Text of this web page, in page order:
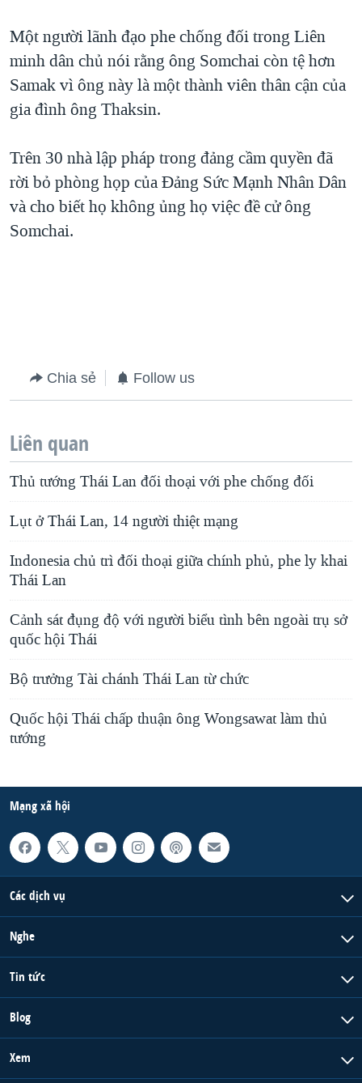
Một người lãnh đạo phe chống đối trong Liên
minh dân chủ nói rằng ông Somchai còn tệ hơn
Samak vì ông này là một thành viên thân cận của
gia đình ông Thaksin.
Trên 30 nhà lập pháp trong đảng cầm quyền đã
rời bỏ phòng họp của Đảng Sức Mạnh Nhân Dân
và cho biết họ không ủng họ việc đề cử ông
Somchai.
Chia sẻ Follow us
Liên quan
Thủ tướng Thái Lan đối thoại với phe chống đối
Lụt ở Thái Lan, 14 người thiệt mạng
Indonesia chủ trì đối thoại giữa chính phủ, phe ly khai
Thái Lan
Cảnh sát đụng độ với người biểu tình bên ngoài trụ sở
quốc hội Thái
Bộ trưởng Tài chánh Thái Lan từ chức
Quốc hội Thái chấp thuận ông Wongsawat làm thủ
tướng
Mạng xã hội
Các dịch vụ
Nghe
Tin tức
Blog
Xem